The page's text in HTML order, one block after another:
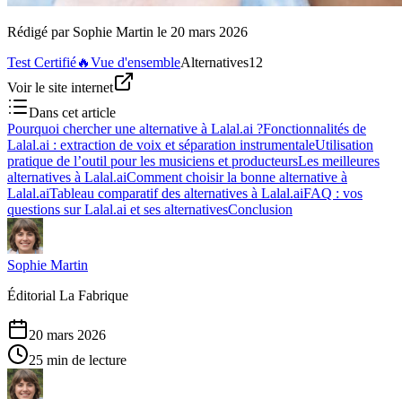
Rédigé par Sophie Martin le 20 mars 2026
Test Certifié🔥Vue d'ensembleAlternatives12
Voir le site internet
Dans cet article
Pourquoi chercher une alternative à Lalal.ai ?Fonctionnalités de
Lalal.ai : extraction de voix et séparation instrumentaleUtilisation
pratique de l’outil pour les musiciens et producteursLes meilleures
alternatives à Lalal.aiComment choisir la bonne alternative à
Lalal.aiTableau comparatif des alternatives à Lalal.aiFAQ : vos
questions sur Lalal.ai et ses alternativesConclusion
Sophie Martin
Éditorial La Fabrique
20 mars 2026
25 min de lecture